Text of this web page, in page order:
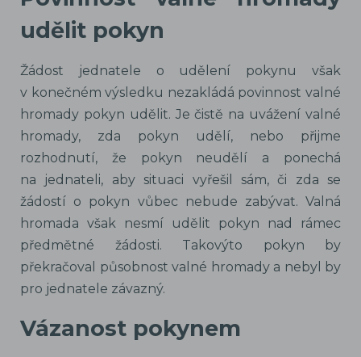
udělit pokyn
Žádost jednatele o udělení pokynu však
v konečném výsledku nezakládá povinnost valné
hromady pokyn udělit. Je čistě na uvážení valné
hromady, zda pokyn udělí, nebo přijme
rozhodnutí, že pokyn neudělí a ponechá
na jednateli, aby situaci vyřešil sám, či zda se
žádostí o pokyn vůbec nebude zabývat. Valná
hromada však nesmí udělit pokyn nad rámec
předmětné žádosti. Takovýto pokyn by
překračoval působnost valné hromady a nebyl by
pro jednatele závazný.
Vázanost pokynem